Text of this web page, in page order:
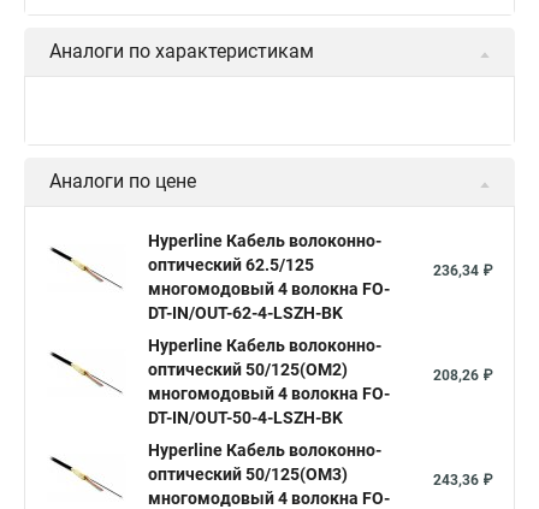
Аналоги по характеристикам
Аналоги по цене
Hyperline Кабель волоконно-
оптический 62.5/125
многомодовый 4 волокна FO-
DT-IN/OUT-62-4-LSZH-BK
236,34 ₽
Hyperline Кабель волоконно-
оптический 50/125(OM2)
многомодовый 4 волокна FO-
DT-IN/OUT-50-4-LSZH-BK
208,26 ₽
Hyperline Кабель волоконно-
оптический 50/125(OM3)
многомодовый 4 волокна FO-
243,36 ₽